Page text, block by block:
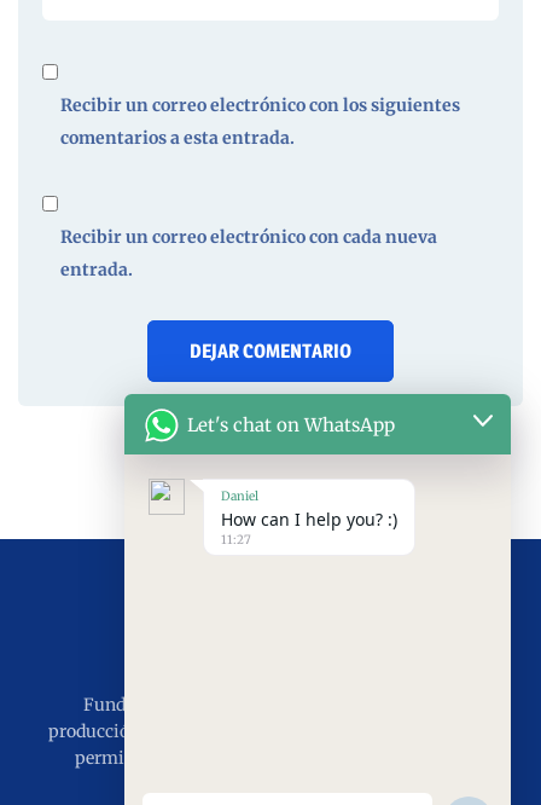
Recibir un correo electrónico con los siguientes
comentarios a esta entrada.
Recibir un correo electrónico con cada nueva
entrada.
Fundada en 2011, con 15 años de experiencia en
producción e instalación, el objetivo es servir al mundo,
permitiendo que el mundo disfrute de las puertas
Let's chat on WhatsApp
Daniel
How can I help you? :)
11:27